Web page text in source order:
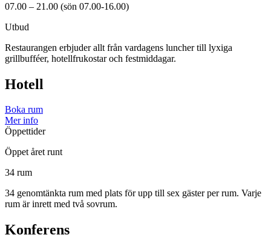
07.00 – 21.00 (sön 07.00-16.00)
Utbud
Restaurangen erbjuder allt från vardagens luncher till lyxiga
grillbufféer, hotellfrukostar och festmiddagar.
Hotell
Boka rum
Mer info
Öppettider
Öppet året runt
34 rum
34 genomtänkta rum med plats för upp till sex gäster per rum. Varje
rum är inrett med två sovrum.
Konferens